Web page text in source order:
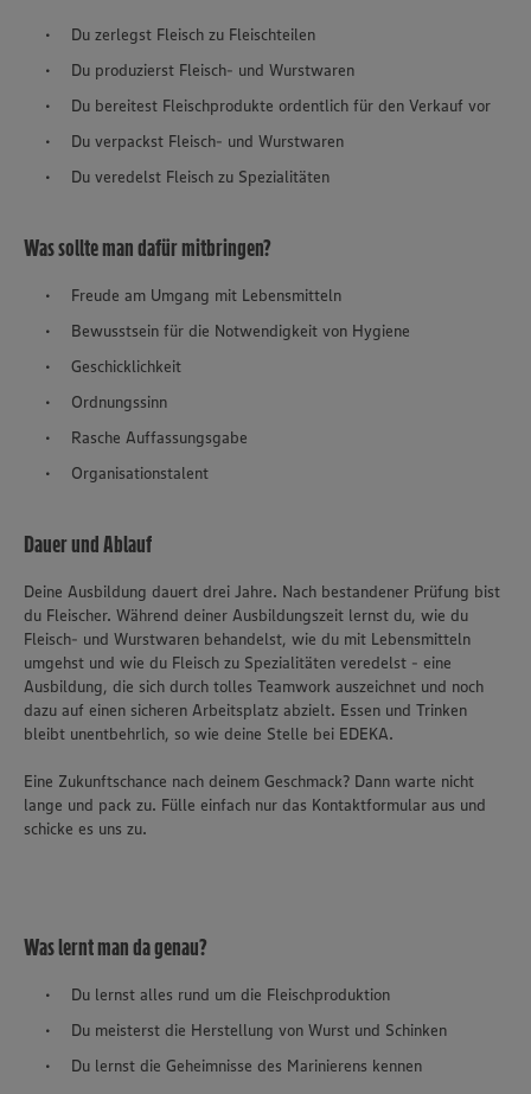
Du zerlegst Fleisch zu Fleischteilen
Du produzierst Fleisch- und Wurstwaren
Du bereitest Fleischprodukte ordentlich für den Verkauf vor
Du verpackst Fleisch- und Wurstwaren
Du veredelst Fleisch zu Spezialitäten
Was sollte man dafür mitbringen?
Freude am Umgang mit Lebensmitteln
Bewusstsein für die Notwendigkeit von Hygiene
Geschicklichkeit
Ordnungssinn
Rasche Auffassungsgabe
Organisationstalent
Dauer und Ablauf
Deine Ausbildung dauert drei Jahre. Nach bestandener Prüfung bist
du Fleischer. Während deiner Ausbildungszeit lernst du, wie du
Fleisch- und Wurstwaren behandelst, wie du mit Lebensmitteln
umgehst und wie du Fleisch zu Spezialitäten veredelst - eine
Ausbildung, die sich durch tolles Teamwork auszeichnet und noch
dazu auf einen sicheren Arbeitsplatz abzielt. Essen und Trinken
bleibt unentbehrlich, so wie deine Stelle bei EDEKA.
Eine Zukunftschance nach deinem Geschmack? Dann warte nicht
lange und pack zu. Fülle einfach nur das Kontaktformular aus und
schicke es uns zu.
Was lernt man da genau?
Du lernst alles rund um die Fleischproduktion
Du meisterst die Herstellung von Wurst und Schinken
Du lernst die Geheimnisse des Marinierens kennen